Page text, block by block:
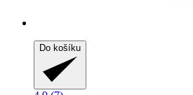
Do košíku